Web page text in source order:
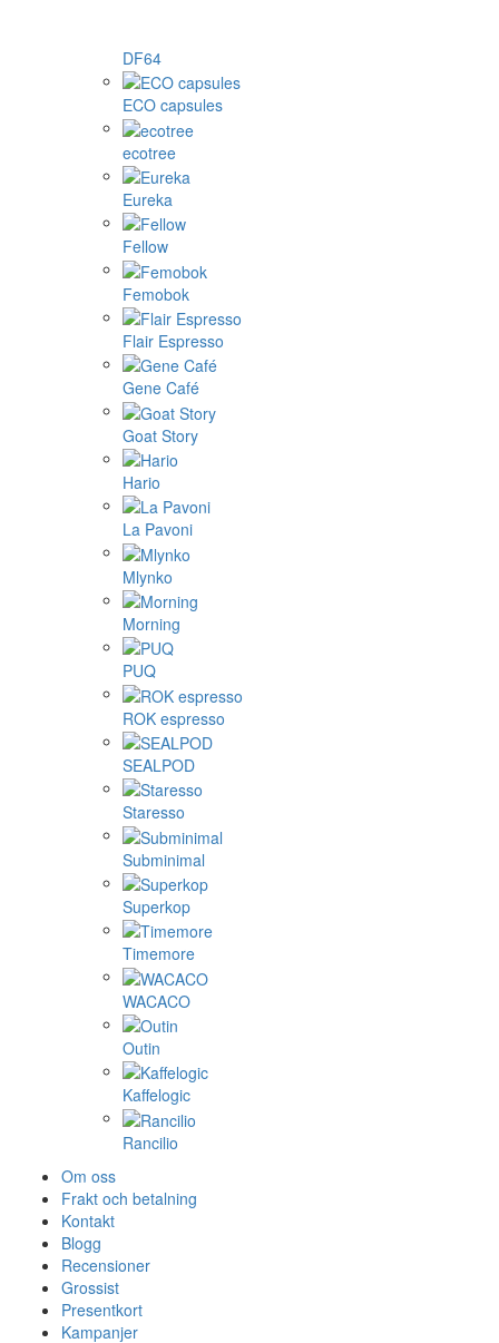
DF64
ECO capsules
ecotree
Eureka
Fellow
Femobok
Flair Espresso
Gene Café
Goat Story
Hario
La Pavoni
Mlynko
Morning
PUQ
ROK espresso
SEALPOD
Staresso
Subminimal
Superkop
Timemore
WACACO
Outin
Kaffelogic
Rancilio
Om oss
Frakt och betalning
Kontakt
Blogg
Recensioner
Grossist
Presentkort
Kampanjer